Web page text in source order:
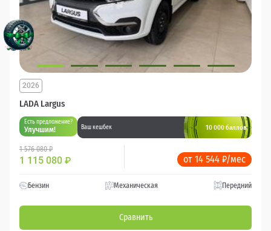
LADA Largus
2026
Есть предложение?
Улучшим! Ваш кешбек 10 000 баллов
1 576 080 ₽
1 115 080 ₽ от 14 544 ₽/мес
Бензин Механическая Передний
Сравнить